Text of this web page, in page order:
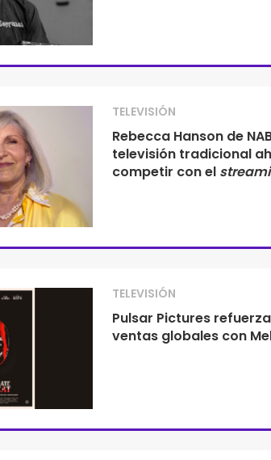
TELEVISIÓN
Rebecca Hanson de
televisión tradicional
competir con el
TELEVISIÓN
Pulsar Pictures
ventas globales con